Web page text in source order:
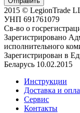
2015 © LegionTrade
УНП 691761079
Св-во о
Зарегистрировано
исполнительного
Зарегистрирован в
Беларусь 10.02.2015
Инструкции
Доставка и
Сервис
Контакты